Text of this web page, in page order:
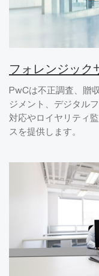
フォレンジック
PwCは不正調査、贈
ジメント、デジタル
対応やロイヤリティ
スを提供します。